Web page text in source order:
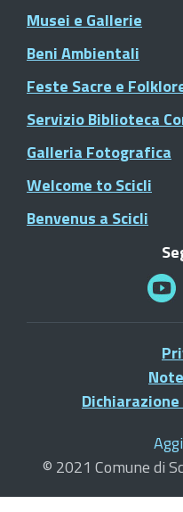
Musei e Gallerie
Beni Ambientali
Feste Sacre e
Servizio Biblioteca
Galleria Fotografica
Welcome to Scicli
Benvenus a Scicli
© 2021 Comune di